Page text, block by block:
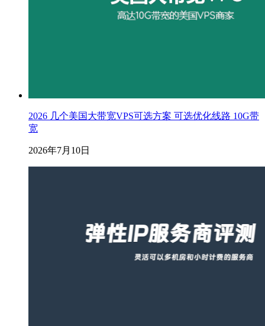
2026 几个美国大带宽VPS可选方案 可选优化线路 10G带
宽
2026年7月10日